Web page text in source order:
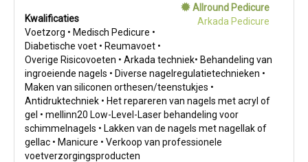
Allround Pedicure
Arkada Pedicure
Kwalificaties
Voetzorg • Medisch Pedicure •
Diabetische voet • Reumavoet •
Overige Risicovoeten • Arkada techniek• Behandeling van
ingroeiende nagels • Diverse nagelregulatietechnieken •
Maken van siliconen orthesen/teenstukjes •
Antidruktechniek • Het repareren van nagels met acryl of
gel • mellinn20 Low-Level-Laser behandeling voor
schimmelnagels • Lakken van de nagels met nagellak of
gellac • Manicure • Verkoop van professionele
voetverzorgingsproducten